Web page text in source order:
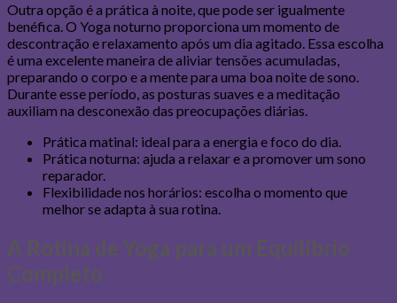
Outra opção é a prática à noite, que pode ser igualmente
benéfica. O Yoga noturno proporciona um momento de
descontração e relaxamento após um dia agitado. Essa escolha
é uma excelente maneira de aliviar tensões acumuladas,
preparando o corpo e a mente para uma boa noite de sono.
Durante esse período, as posturas suaves e a meditação
auxiliam na desconexão das preocupações diárias.
Prática matinal: ideal para a energia e foco do dia.
Prática noturna: ajuda a relaxar e a promover um sono
reparador.
Flexibilidade nos horários: escolha o momento que
melhor se adapta à sua rotina.
A Rotina de Yoga para um Equilíbrio
Completo